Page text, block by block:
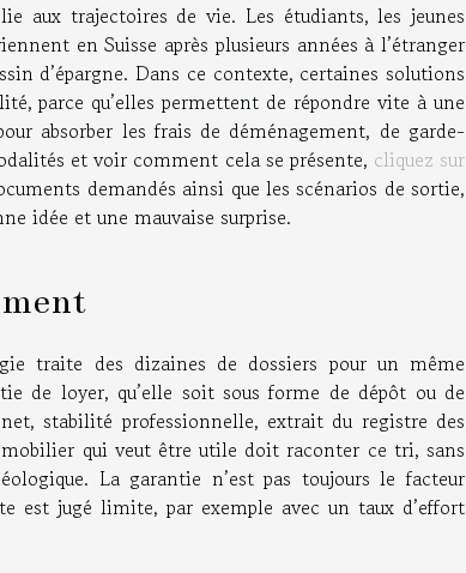
aux trajectoires de vie. Les étudiants, les jeunes
en Suisse après plusieurs années à l’étranger
d’épargne. Dans ce contexte, certaines solutions
parce qu’elles permettent de répondre vite à une
absorber les frais de déménagement, de garde-
et voir comment cela se présente, cliquez sur
demandés ainsi que les scénarios de sortie,
idée et une mauvaise surprise.
traite des dizaines de dossiers pour un même
de loyer, qu’elle soit sous forme de dépôt ou de
stabilité professionnelle, extrait du registre des
qui veut être utile doit raconter ce tri, sans
La garantie n’est pas toujours le facteur
est jugé limite, par exemple avec un taux d’effort